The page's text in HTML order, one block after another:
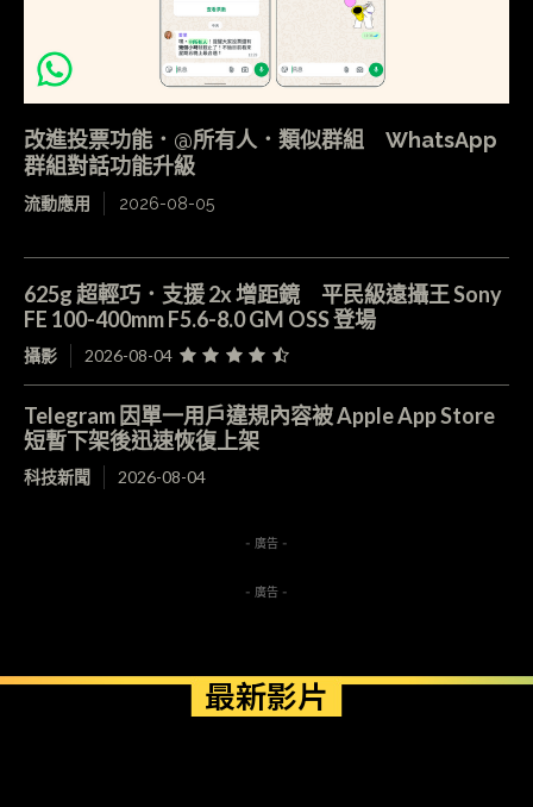
改進投票功能．@所有人．類似群組 WhatsApp
群組對話功能升級
流動應用 2026-08-05
625g 超輕巧．支援 2x 增距鏡 平民級遠攝王 Sony
FE 100-400mm F5.6-8.0 GM OSS 登場
攝影 2026-08-04
Telegram 因單一用戶違規內容被 Apple App Store
短暫下架後迅速恢復上架
科技新聞 2026-08-04
- 廣告 -
- 廣告 -
最新影片